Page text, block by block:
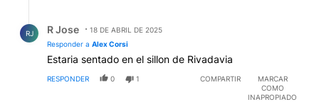
RJ R Jose
18 DE ABRIL DE 2025
Responder a Alex Corsi
Estaria sentado en el sillon de Rivadavia
RESPONDER 0 1 COMPARTIR
MARCAR
COMO
INAPROPIADO